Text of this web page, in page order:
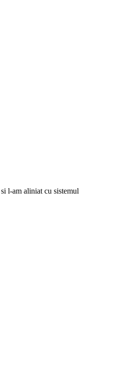
l-am aliniat cu sistemul